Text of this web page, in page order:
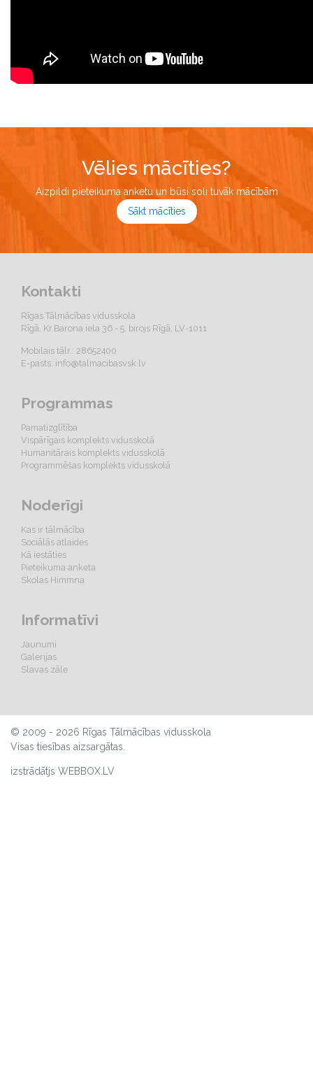
Vēlies mācīties?
Aizpildi pieteikuma anketu un būsi soli tuvāk mācībām
Sākt mācīties
Kontakti
Rīgas Tālmācības vidusskola
Rīgā, Kr.Barona iela 36 - 5. birojs Rīgā, LV-1011
Mobilais tālr.: 28652400
E-pasts: info@talmacibasvsk.lv
Programmas
Pamatizglītība
Vispārīgais komplekts vidusskolā
Humanitārais komplekts vidusskolā
Programmēšas komplekts vidusskolā
Noderīgi
Kas ir tālmācība
Sociālās atlaides
Kā iestāties
Pieteikuma anketa
Skolas Himmna
Informatīvi
Jaunumi
Galerijas
Slavas zāle
© 2009 - 2026 Rīgas Tālmācības vidusskola
Visas tiesības aizsargātas.
izstrādātjs WEBBOX.LV